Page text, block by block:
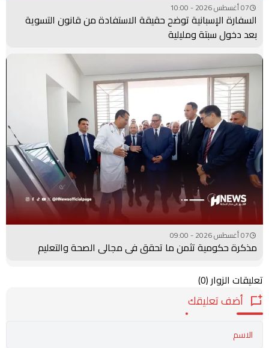
07 أغسطس 2026 - 10:00
السفارة الإسبانية توضح حقيقة الاستفادة من قانون التسوية
بعد دخول سبتة ومليلية
07 أغسطس 2026 - 09:00
مذكرة حكومية تثمن ما تحقق في مجالي الصحة والتعليم
تعليقات الزوار(0)
أضف تعليقك